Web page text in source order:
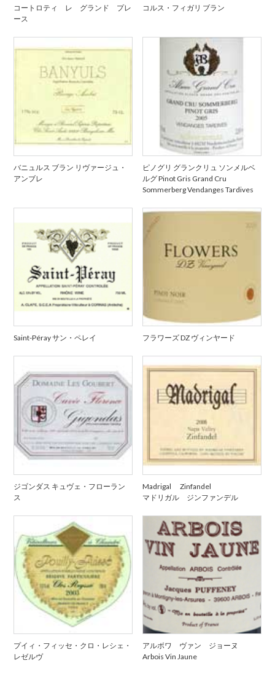
コートロティ レ グランド プレ
ース
コルス・フィガリ ブラン
バニュルス ブラン リヴァージュ・
アンブレ
ピノグリ グランクリュ ソンメルベ
ルグ Pinot Gris Grand Cru
Sommerberg Vendanges Tardives
Saint-Péray サン・ペレイ フラワーズ DZ ヴィンヤード
ジゴンダス キュヴェ・フローラン
ス
Madrigal Zinfandel
マドリガル ジンファンデル
プイィ・フィッセ・クロ・レシェ・
レゼルヴ
アルボワ ヴァン ジョーヌ
Arbois Vin Jaune